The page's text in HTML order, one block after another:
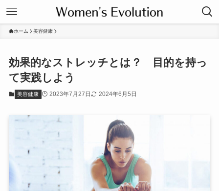
ホーム 美容健康
効果的なストレッチとは？ 目的を持っ
て実践しよう
美容健康 2023年7月27日 2024年6月5日